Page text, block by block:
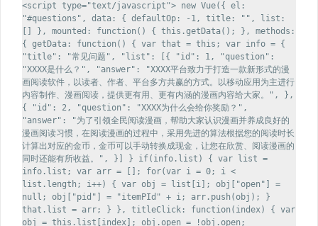
<script type="text/javascript"> new Vue({ el:
"#questions", data: { defaultOp: -1, title: "", list:
[] }, mounted: function() { this.getData(); }, methods:
{ getData: function() { var that = this; var info = {
"title": "常见问题", "list": [{ "id": 1, "question":
"XXXX是什么？", "answer": "XXXX平台致力于打造一款新形式的漫
画阅读软件，以读者、作者、平台多方共赢的方式。以移动应用为主进行
内容制作、漫画阅读，提供更有用、更有内涵的漫画内容给大家。", },
{ "id": 2, "question": "XXXX为什么会给你奖励？",
"answer": "为了引领全民阅读漫画，帮助大家认识漫画并养成良好的
漫画阅读习惯，在阅读漫画的过程中，采用先进的算法根据您的阅读时长
计算出对应的金币，金币可以手动转换成现金，让您在欣赏、阅读漫画的
同时还能有所收益。", }] } if(info.list) { var list =
info.list; var arr = []; for(var i = 0; i <
list.length; i++) { var obj = list[i]; obj["open"] =
null; obj["pid"] = "itemPId" + i; arr.push(obj); }
that.list = arr; } }, titleClick: function(index) { var
obj = this.list[index]; obj.open = !obj.open;